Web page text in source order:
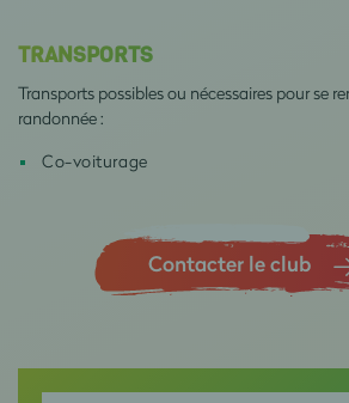
TRANSPORTS
Transports possibles ou nécessaires pour se
randonnée :
Co-voiturage
Contacter le club